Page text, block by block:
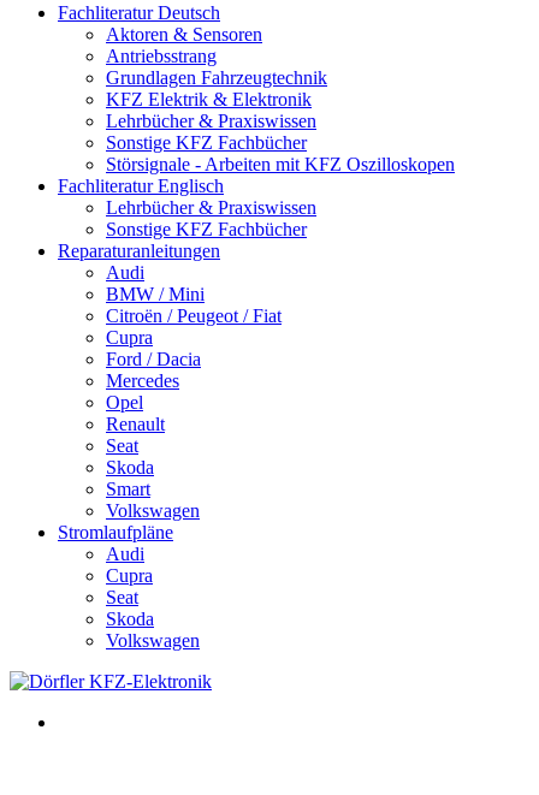
Fachliteratur Deutsch
Aktoren & Sensoren
Antriebsstrang
Grundlagen Fahrzeugtechnik
KFZ Elektrik & Elektronik
Lehrbücher & Praxiswissen
Sonstige KFZ Fachbücher
Störsignale - Arbeiten mit KFZ Oszilloskopen
Fachliteratur Englisch
Lehrbücher & Praxiswissen
Sonstige KFZ Fachbücher
Reparaturanleitungen
Audi
BMW / Mini
Citroën / Peugeot / Fiat
Cupra
Ford / Dacia
Mercedes
Opel
Renault
Seat
Skoda
Smart
Volkswagen
Stromlaufpläne
Audi
Cupra
Seat
Skoda
Volkswagen